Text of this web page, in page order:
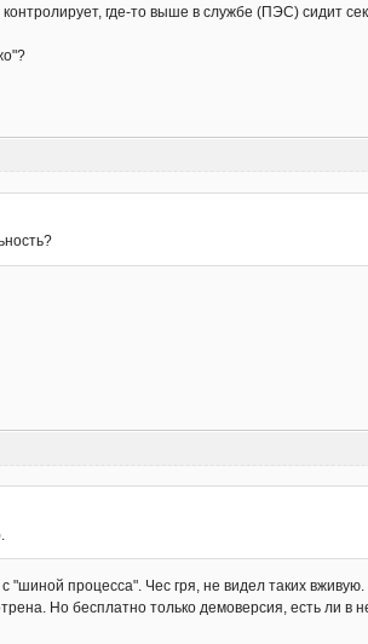
где-то выше в службе (ПЭС) сидит
"шиной процесса". Чес гря, не видел таких вживую.
Но бесплатно только демоверсия, есть ли в